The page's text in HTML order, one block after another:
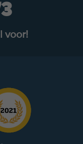
voor!